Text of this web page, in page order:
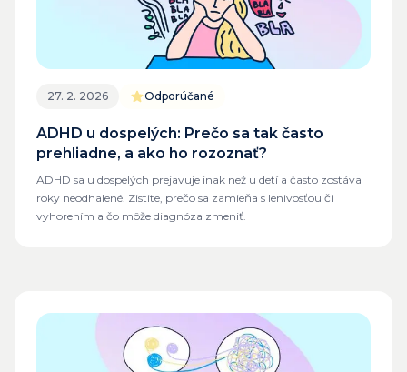
27. 2. 2026 Odporúčané
ADHD u dospelých: Prečo sa tak často
prehliadne, a ako ho rozoznať?
ADHD sa u dospelých prejavuje inak než u detí a často zostáva
roky neodhalené. Zistite, prečo sa zamieňa s lenivosťou či
vyhorením a čo môže diagnóza zmeniť.